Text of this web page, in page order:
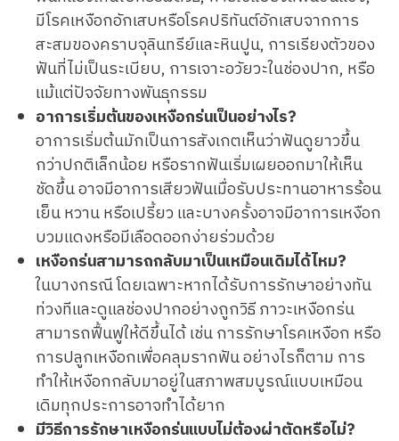
มีโรคเหงือกอักเสบหรือโรคปริทันต์อักเสบจากการ
สะสมของคราบจุลินทรีย์และหินปูน, การเรียงตัวของ
ฟันที่ไม่เป็นระเบียบ, การเจาะอวัยวะในช่องปาก, หรือ
แม้แต่ปัจจัยทางพันธุกรรม
อาการเริ่มต้นของเหงือกร่นเป็นอย่างไร?
อาการเริ่มต้นมักเป็นการสังเกตเห็นว่าฟันดูยาวขึ้น
กว่าปกติเล็กน้อย หรือรากฟันเริ่มเผยออกมาให้เห็น
ชัดขึ้น อาจมีอาการเสียวฟันเมื่อรับประทานอาหารร้อน
เย็น หวาน หรือเปรี้ยว และบางครั้งอาจมีอาการเหงือก
บวมแดงหรือมีเลือดออกง่ายร่วมด้วย
เหงือกร่นสามารถกลับมาเป็นเหมือนเดิมได้ไหม?
ในบางกรณี โดยเฉพาะหากได้รับการรักษาอย่างทัน
ท่วงทีและดูแลช่องปากอย่างถูกวิธี ภาวะเหงือกร่น
สามารถฟื้นฟูให้ดีขึ้นได้ เช่น การรักษาโรคเหงือก หรือ
การปลูกเหงือกเพื่อคลุมรากฟัน อย่างไรก็ตาม การ
ทำให้เหงือกกลับมาอยู่ในสภาพสมบูรณ์แบบเหมือน
เดิมทุกประการอาจทำได้ยาก
มีวิธีการรักษาเหงือกร่นแบบไม่ต้องผ่าตัดหรือไม่?